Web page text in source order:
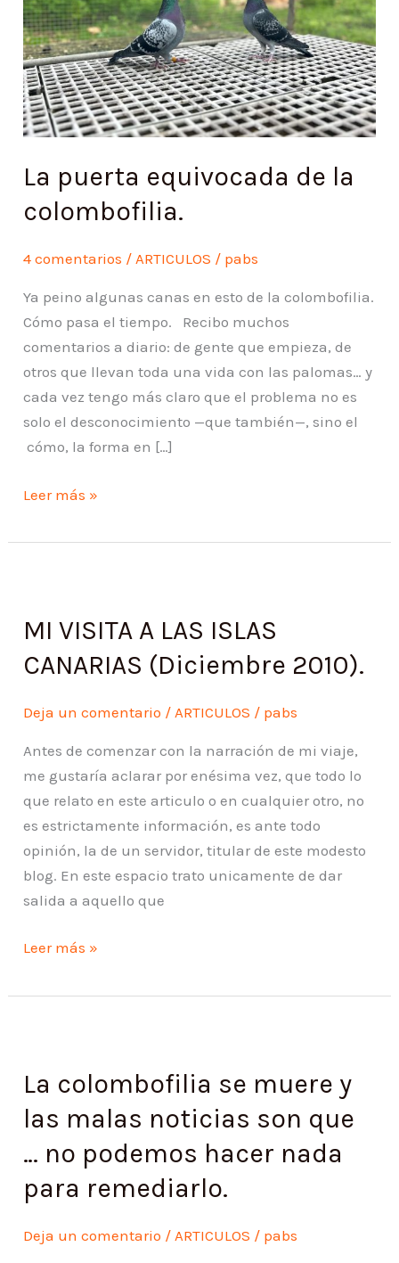
La puerta equivocada de la
colombofilia.
4 comentarios /ARTICULOS / pabs
Ya peino algunas canas en esto de la colombofilia.
Cómo pasa el tiempo. Recibo muchos
comentarios a diario: de gente que empieza, de
otros que llevan toda una vida con las palomas… y
cada vez tengo más claro que el problema no es
solo el desconocimiento —que también—, sino el
cómo, la forma en […]
colombofilia.
Leer más »
MI VISITA A LAS ISLAS
CANARIAS (Diciembre 2010).
Deja un comentario / ARTICULOS / pabs
Antes de comenzar con la narración de mi viaje,
me gustaría aclarar por enésima vez, que todo lo
que relato en este articulo o en cualquier otro, no
es estrictamente información, es ante todo
opinión, la de un servidor, titular de este modesto
blog. En este espacio trato unicamente de dar
salida a aquello que
A
ISLAS
(Diciembre
2010).
Leer más »
La colombofilia se muere y
las malas noticias son que
… no podemos hacer nada
para remediarlo.
Deja un comentario / ARTICULOS / pabs
se
muere
y
las
malas
noticias
son